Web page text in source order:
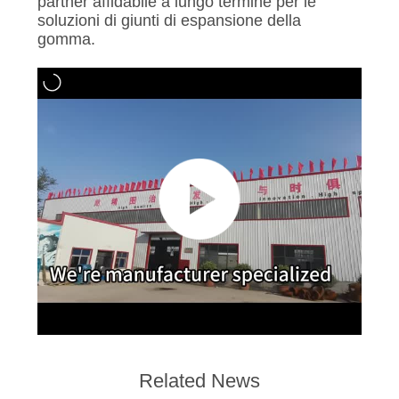
soluzioni di giunti di espansione della
gomma.
Related News